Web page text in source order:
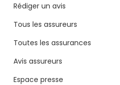
Rédiger un avis
Tous les assureurs
Toutes les assurances
Avis assureurs
Espace presse